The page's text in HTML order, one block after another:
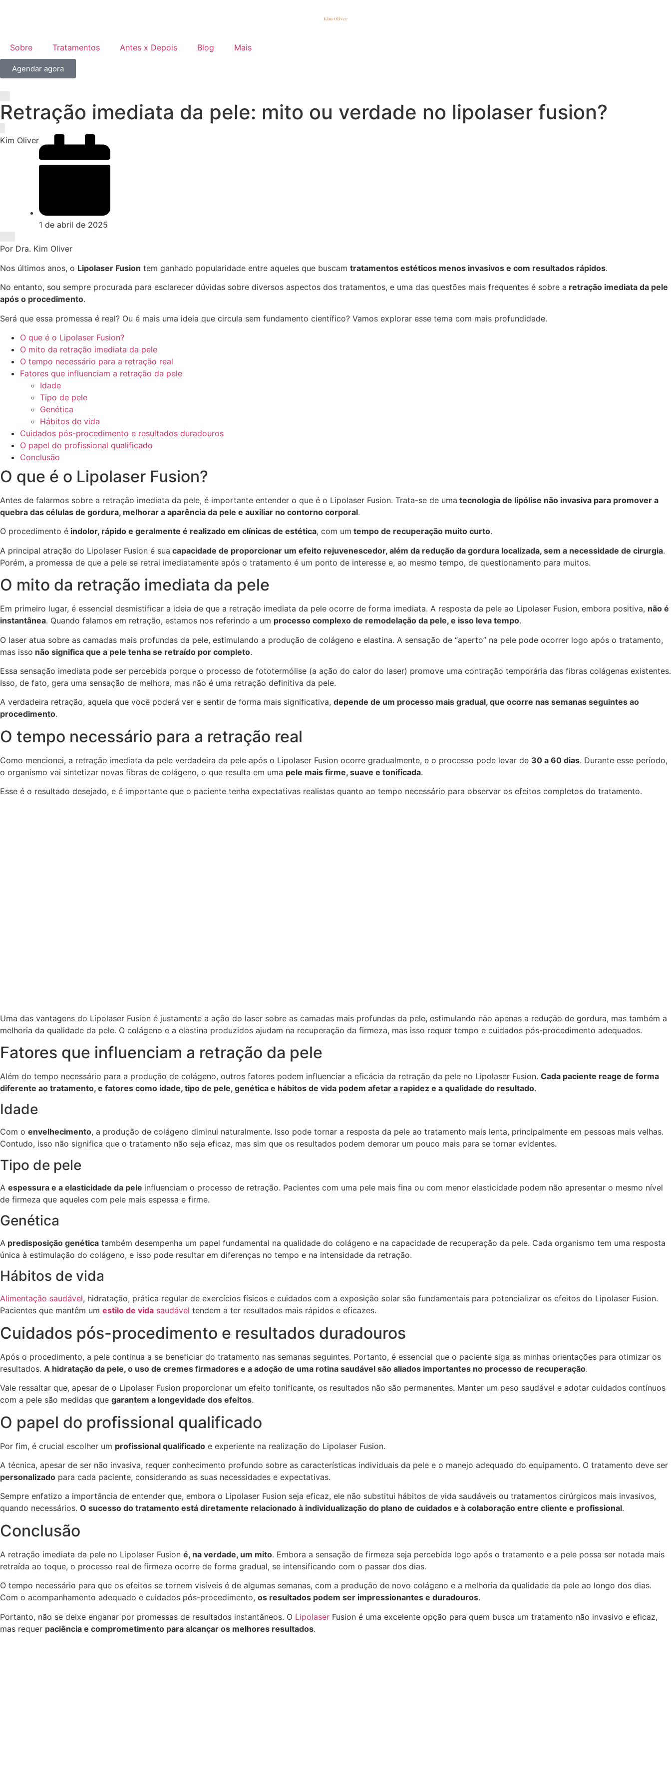
Sobre Tratamentos Antes x Depois Blog Mais
Agendar agora
Retração imediata da pele: mito ou verdade no lipolaser fusion?
Kim Oliver
1 de abril de 2025
Por Dra. Kim Oliver
Nos últimos anos, o Lipolaser Fusion tem ganhado popularidade entre aqueles que buscam tratamentos estéticos menos invasivos e com resultados rápidos.
No entanto, sou sempre procurada para esclarecer dúvidas sobre diversos aspectos dos tratamentos, e uma das questões mais frequentes é sobre a retração imediata da pele
após o procedimento.
Será que essa promessa é real? Ou é mais uma ideia que circula sem fundamento científico? Vamos explorar esse tema com mais profundidade.
O que é o Lipolaser Fusion?
O mito da retração imediata da pele
O tempo necessário para a retração real
Fatores que influenciam a retração da pele
Idade
Tipo de pele
Genética
Hábitos de vida
Cuidados pós-procedimento e resultados duradouros
O papel do profissional qualificado
Conclusão
O que é o Lipolaser Fusion?
Antes de falarmos sobre a retração imediata da pele, é importante entender o que é o Lipolaser Fusion. Trata-se de uma tecnologia de lipólise não invasiva para promover a
quebra das células de gordura, melhorar a aparência da pele e auxiliar no contorno corporal.
O procedimento é indolor, rápido e geralmente é realizado em clínicas de estética, com um tempo de recuperação muito curto.
A principal atração do Lipolaser Fusion é sua capacidade de proporcionar um efeito rejuvenescedor, além da redução da gordura localizada, sem a necessidade de cirurgia.
Porém, a promessa de que a pele se retrai imediatamente após o tratamento é um ponto de interesse e, ao mesmo tempo, de questionamento para muitos.
O mito da retração imediata da pele
Em primeiro lugar, é essencial desmistificar a ideia de que a retração imediata da pele ocorre de forma imediata. A resposta da pele ao Lipolaser Fusion, embora positiva, não é
instantânea. Quando falamos em retração, estamos nos referindo a um processo complexo de remodelação da pele, e isso leva tempo.
O laser atua sobre as camadas mais profundas da pele, estimulando a produção de colágeno e elastina. A sensação de “aperto” na pele pode ocorrer logo após o tratamento,
mas isso não significa que a pele tenha se retraído por completo.
Essa sensação imediata pode ser percebida porque o processo de fototermólise (a ação do calor do laser) promove uma contração temporária das fibras colágenas existentes.
Isso, de fato, gera uma sensação de melhora, mas não é uma retração definitiva da pele.
A verdadeira retração, aquela que você poderá ver e sentir de forma mais significativa, depende de um processo mais gradual, que ocorre nas semanas seguintes ao
procedimento.
O tempo necessário para a retração real
Como mencionei, a retração imediata da pele verdadeira da pele após o Lipolaser Fusion ocorre gradualmente, e o processo pode levar de 30 a 60 dias. Durante esse período,
o organismo vai sintetizar novas fibras de colágeno, o que resulta em uma pele mais firme, suave e tonificada.
Esse é o resultado desejado, e é importante que o paciente tenha expectativas realistas quanto ao tempo necessário para observar os efeitos completos do tratamento.
Uma das vantagens do Lipolaser Fusion é justamente a ação do laser sobre as camadas mais profundas da pele, estimulando não apenas a redução de gordura, mas também a
melhoria da qualidade da pele. O colágeno e a elastina produzidos ajudam na recuperação da firmeza, mas isso requer tempo e cuidados pós-procedimento adequados.
Fatores que influenciam a retração da pele
Além do tempo necessário para a produção de colágeno, outros fatores podem influenciar a eficácia da retração da pele no Lipolaser Fusion. Cada paciente reage de forma
diferente ao tratamento, e fatores como idade, tipo de pele, genética e hábitos de vida podem afetar a rapidez e a qualidade do resultado.
Idade
Com o envelhecimento, a produção de colágeno diminui naturalmente. Isso pode tornar a resposta da pele ao tratamento mais lenta, principalmente em pessoas mais velhas.
Contudo, isso não significa que o tratamento não seja eficaz, mas sim que os resultados podem demorar um pouco mais para se tornar evidentes.
Tipo de pele
A espessura e a elasticidade da pele influenciam o processo de retração. Pacientes com uma pele mais fina ou com menor elasticidade podem não apresentar o mesmo nível
de firmeza que aqueles com pele mais espessa e firme.
Genética
A predisposição genética também desempenha um papel fundamental na qualidade do colágeno e na capacidade de recuperação da pele. Cada organismo tem uma resposta
única à estimulação do colágeno, e isso pode resultar em diferenças no tempo e na intensidade da retração.
Hábitos de vida
Alimentação saudável, hidratação, prática regular de exercícios físicos e cuidados com a exposição solar são fundamentais para potencializar os efeitos do Lipolaser Fusion.
Pacientes que mantêm um estilo de vida saudável tendem a ter resultados mais rápidos e eficazes.
Cuidados pós-procedimento e resultados duradouros
Após o procedimento, a pele continua a se beneficiar do tratamento nas semanas seguintes. Portanto, é essencial que o paciente siga as minhas orientações para otimizar os
resultados. A hidratação da pele, o uso de cremes firmadores e a adoção de uma rotina saudável são aliados importantes no processo de recuperação.
Vale ressaltar que, apesar de o Lipolaser Fusion proporcionar um efeito tonificante, os resultados não são permanentes. Manter um peso saudável e adotar cuidados contínuos
com a pele são medidas que garantem a longevidade dos efeitos.
O papel do profissional qualificado
Por fim, é crucial escolher um profissional qualificado e experiente na realização do Lipolaser Fusion.
A técnica, apesar de ser não invasiva, requer conhecimento profundo sobre as características individuais da pele e o manejo adequado do equipamento. O tratamento deve ser
personalizado para cada paciente, considerando as suas necessidades e expectativas.
Sempre enfatizo a importância de entender que, embora o Lipolaser Fusion seja eficaz, ele não substitui hábitos de vida saudáveis ou tratamentos cirúrgicos mais invasivos,
quando necessários. O sucesso do tratamento está diretamente relacionado à individualização do plano de cuidados e à colaboração entre cliente e profissional.
Conclusão
A retração imediata da pele no Lipolaser Fusion é, na verdade, um mito. Embora a sensação de firmeza seja percebida logo após o tratamento e a pele possa ser notada mais
retraída ao toque, o processo real de firmeza ocorre de forma gradual, se intensificando com o passar dos dias.
O tempo necessário para que os efeitos se tornem visíveis é de algumas semanas, com a produção de novo colágeno e a melhoria da qualidade da pele ao longo dos dias.
Com o acompanhamento adequado e cuidados pós-procedimento, os resultados podem ser impressionantes e duradouros.
Portanto, não se deixe enganar por promessas de resultados instantâneos. O Lipolaser Fusion é uma excelente opção para quem busca um tratamento não invasivo e eficaz,
mas requer paciência e comprometimento para alcançar os melhores resultados.